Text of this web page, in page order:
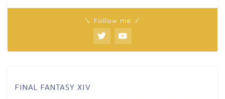
＼ Follow me ／
FINAL FANTASY XIV